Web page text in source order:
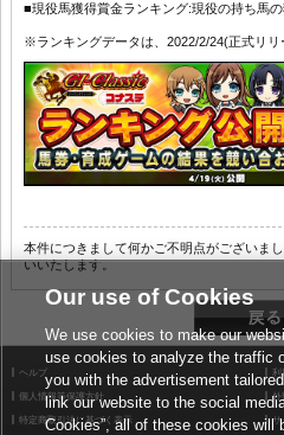
■現役馬獲得賞金ランキング:現役の持ち馬の
※ランキングデータは、2022/2/24(正式リリ
本件につきまして何かご不明点がございま
いいたします。
ヘルプ
利
個人情報等保護方針
外
特定商取引法に基づく表示
サ
Our use of Cookies
We use cookies to make our
use cookies to analyze the traffic
you with the advertisement
link our website to the social
Cookies”, all of these cookies will